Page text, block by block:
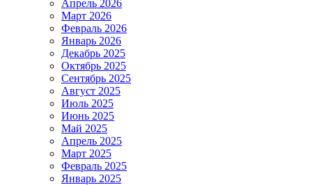
Апрель 2026
Март 2026
Февраль 2026
Январь 2026
Декабрь 2025
Октябрь 2025
Сентябрь 2025
Август 2025
Июль 2025
Июнь 2025
Май 2025
Апрель 2025
Март 2025
Февраль 2025
Январь 2025